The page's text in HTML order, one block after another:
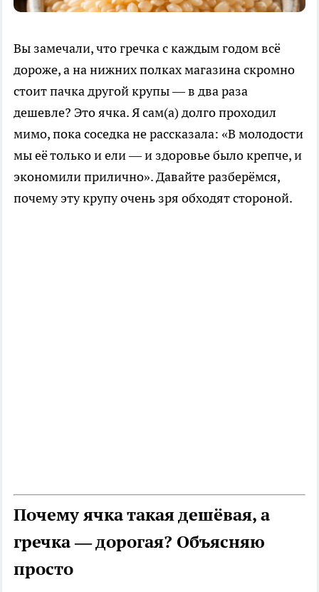
Вы замечали, что гречка с каждым годом всё
дороже, а на нижних полках магазина скромно
стоит пачка другой крупы — в два раза
дешевле? Это ячка. Я сам(а) долго проходил
мимо, пока соседка не рассказала: «В молодости
мы её только и ели — и здоровье было крепче, и
экономили прилично». Давайте разберёмся,
почему эту крупу очень зря обходят стороной.
Почему ячка такая дешёвая, а
гречка — дорогая? Объясняю
просто